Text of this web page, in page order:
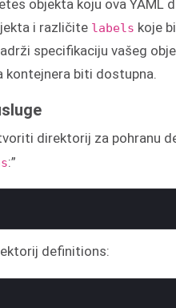
objekta koju ova YAML
i različite labels koje
specifikaciju vašeg
kontejnera biti dostupna.
direktorij za pohranu
:”
definitions: